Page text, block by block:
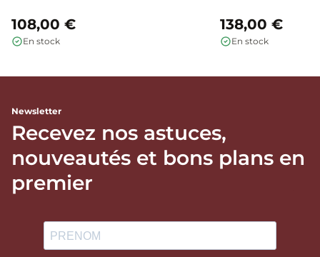
108,00 €
En stock
138,00 €
En stock
Newsletter
Recevez nos astuces,
nouveautés et bons plans en
premier